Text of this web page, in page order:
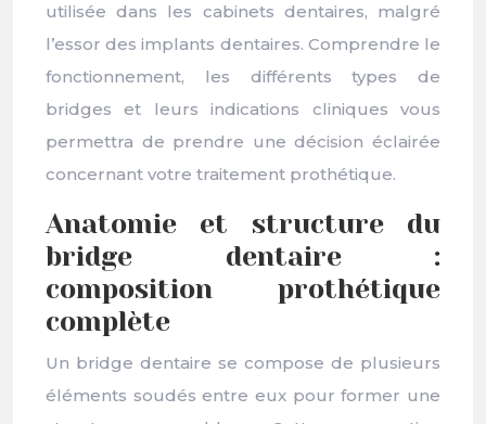
utilisée dans les cabinets dentaires, malgré
l’essor des implants dentaires. Comprendre le
fonctionnement, les différents types de
bridges et leurs indications cliniques vous
permettra de prendre une décision éclairée
concernant votre traitement prothétique.
Anatomie et structure du
bridge dentaire :
composition prothétique
complète
Un bridge dentaire se compose de plusieurs
éléments soudés entre eux pour former une